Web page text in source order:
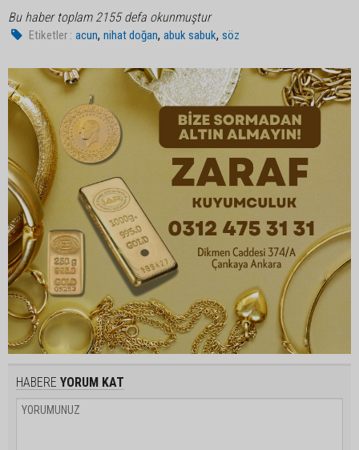
Bu haber toplam 2155 defa okunmuştur
Etiketler : acun,nihat doğan,abuk sabuk,söz
HABERE YORUM KAT